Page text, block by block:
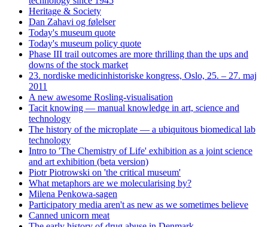
Heritage & Society
Dan Zahavi og følelser
Today's museum quote
Today's museum policy quote
Phase III trail outcomes are more thrilling than the ups and
downs of the stock market
23. nordiske medicinhistoriske kongress, Oslo, 25. – 27. maj
2011
A new awesome Rosling-visualisation
Tacit knowing — manual knowledge in art, science and
technology
The history of the microplate — a ubiquitous biomedical lab
technology
Intro to 'The Chemistry of Life' exhibition as a joint science
and art exhibition (beta version)
Piotr Piotrowski on 'the critical museum'
What metaphors are we molecularising by?
Milena Penkowa-sagen
Participatory media aren't as new as we sometimes believe
Canned unicorn meat